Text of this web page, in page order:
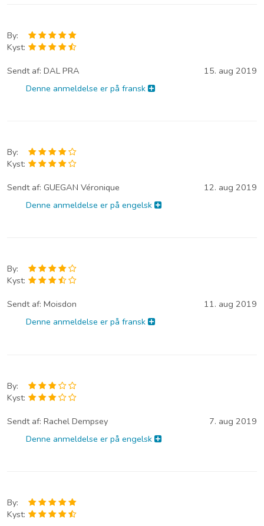
By:
Kyst:
Sendt af: DAL PRA
15. aug 2019
Denne anmeldelse er på fransk
By:
Kyst:
Sendt af: GUEGAN Véronique
12. aug 2019
Denne anmeldelse er på engelsk
By:
Kyst:
Sendt af: Moisdon
11. aug 2019
Denne anmeldelse er på fransk
By:
Kyst:
Sendt af: Rachel Dempsey
7. aug 2019
Denne anmeldelse er på engelsk
By:
Kyst: